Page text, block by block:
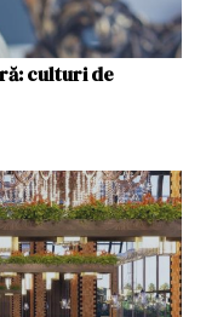
culturi de